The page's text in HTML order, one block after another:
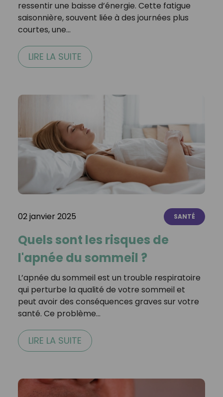
ressentir une baisse d’énergie. Cette fatigue
saisonnière, souvent liée à des journées plus
courtes, une…
LIRE LA SUITE
02 janvier 2025 SANTÉ
Quels sont les risques de
l'apnée du sommeil ?
L’apnée du sommeil est un trouble respiratoire
qui perturbe la qualité de votre sommeil et
peut avoir des conséquences graves sur votre
santé. Ce problème…
LIRE LA SUITE